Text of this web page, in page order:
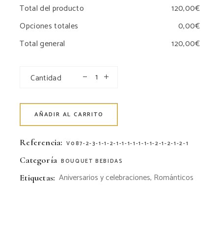
Total del producto
Opciones totales
Total general
Cantidad
AÑADIR AL CARRITO
Referencia: V087-2-3-1-1-2-1-1-1-1-1-1-1-2-1-2-1-2-1
Categoría BOUQUET BEBIDAS
Etiquetas: Aniversarios y celebraciones, Románticos